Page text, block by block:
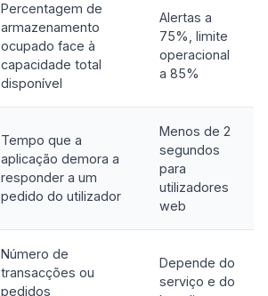
Percentagem de
armazenamento
ocupado face à
capacidade total
disponível
Alertas a
75%, limite
operacional
a 85%
Tempo que a
aplicação demora a
responder a um
pedido do utilizador
Menos de 2
segundos
para
utilizadores
web
Número de
transacções ou
pedidos
Depende do
serviço e do